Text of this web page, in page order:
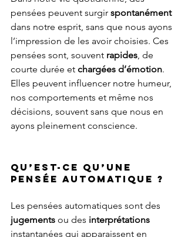
pensées peuvent surgir spontanément
dans notre esprit, sans que nous ayons
l’impression de les avoir choisies. Ces
pensées sont, souvent rapides, de
courte durée et chargées d’émotion.
Elles peuvent influencer notre humeur,
nos comportements et même nos
décisions, souvent sans que nous en
ayons pleinement conscience.
Qu’est-ce qu’une
pensée automatique ?
Les pensées automatiques sont des
jugements ou des interprétations
instantanées qui apparaissent en